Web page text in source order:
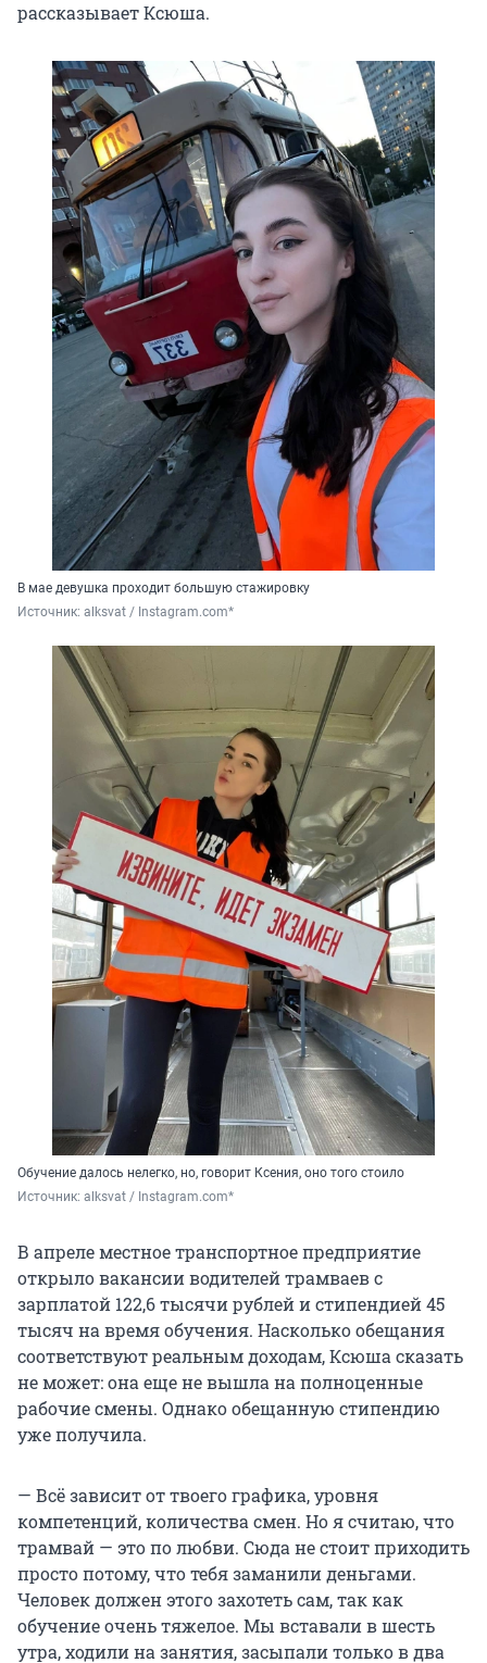
рассказывает Ксюша.
В мае девушка проходит большую стажировку
Источник: alksvat / Instagram.com*
Обучение далось нелегко, но, говорит Ксения, оно того стоило
Источник: alksvat / Instagram.com*
В апреле местное транспортное предприятие
открыло вакансии водителей трамваев с
зарплатой 122,6 тысячи рублей и стипендией 45
тысяч на время обучения. Насколько обещания
соответствуют реальным доходам, Ксюша сказать
не может: она еще не вышла на полноценные
рабочие смены. Однако обещанную стипендию
уже получила.
— Всё зависит от твоего графика, уровня
компетенций, количества смен. Но я считаю, что
трамвай — это по любви. Сюда не стоит приходить
просто потому, что тебя заманили деньгами.
Человек должен этого захотеть сам, так как
обучение очень тяжелое. Мы вставали в шесть
утра, ходили на занятия, засыпали только в два